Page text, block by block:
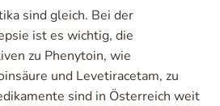
sind gleich. Bei der
ist es wichtig, die
zu Phenytoin, wie
und Levetiracetam, zu
sind in Österreich weit